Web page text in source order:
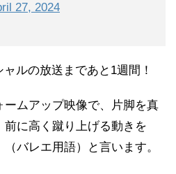
27, 2024
ルの放送まであと1週間！
ムアップ映像で、片脚を真
前に高く蹴り上げる動きを
（バレエ用語）と言います。